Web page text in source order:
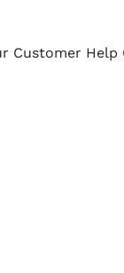
Customer Help